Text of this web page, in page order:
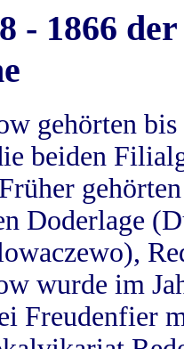
- 1866
gehörten
beiden
Doderlage
wurde im
Freudenfier